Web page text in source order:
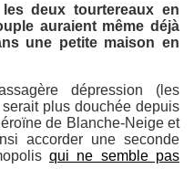
les deux tourtereaux en
auraient même déjà
une petite maison en
dépression (les
plus douchée depuis
de Blanche-Neige et
accorder une seconde
qui ne semble pas